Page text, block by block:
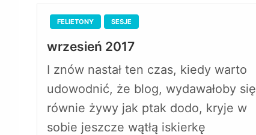
FELIETONY SESJE
wrzesień 2017
I znów nastał ten czas, kiedy warto
udowodnić, że blog, wydawałoby się
równie żywy jak ptak dodo, kryje w
sobie jeszcze wątłą iskierkę